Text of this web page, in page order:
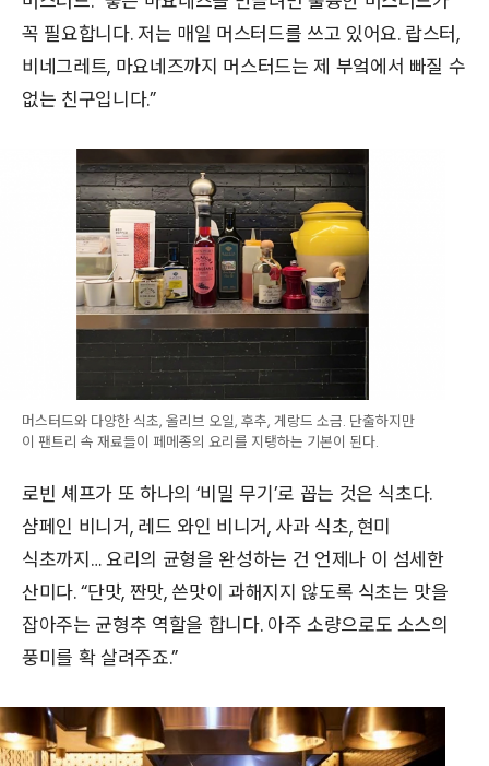
꼭 필요합니다. 저는 매일 머스터드를 쓰고 있어요. 랍스터,
비네그레트, 마요네즈까지 머스터드는 제 부엌에서 빠질 수
없는 친구입니다.”
머스터드와 다양한 식초, 올리브 오일, 후추, 게랑드 소금. 단출하지만
이 팬트리 속 재료들이 페메종의 요리를 지탱하는 기본이 된다.
로빈 셰프가 또 하나의 ‘비밀 무기’로 꼽는 것은 식초다.
샴페인 비니거, 레드 와인 비니거, 사과 식초, 현미
식초까지… 요리의 균형을 완성하는 건 언제나 이 섬세한
산미다. “단맛, 짠맛, 쓴맛이 과해지지 않도록 식초는 맛을
잡아주는 균형추 역할을 합니다. 아주 소량으로도 소스의
풍미를 확 살려주죠.”